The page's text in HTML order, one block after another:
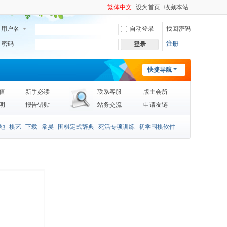
繁体中文 设为首页 收藏本站
用户名 自动登录 找回密码
密码 登录 注册
快捷导航
新手必读
报告错贴
联系客服
版主会所
站务交流
申请友链
棋艺 下载 常昊 围棋定式辞典 死活专项训练 初学围棋软件